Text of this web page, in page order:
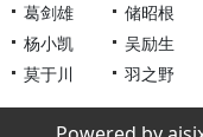
葛剑雄
储昭根
杨小凯
吴励生
莫于川
羽之野